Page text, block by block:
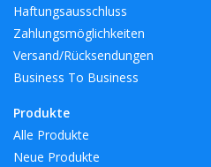
Haftungsausschluss
Zahlungsmöglichkeiten
Versand/Rücksendungen
Business To Business
Produkte
Alle Produkte
Neue Produkte